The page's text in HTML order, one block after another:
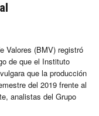
Valores (BMV) registró
de que el Instituto
que la producción
del 2019 frente al
analistas del Grupo